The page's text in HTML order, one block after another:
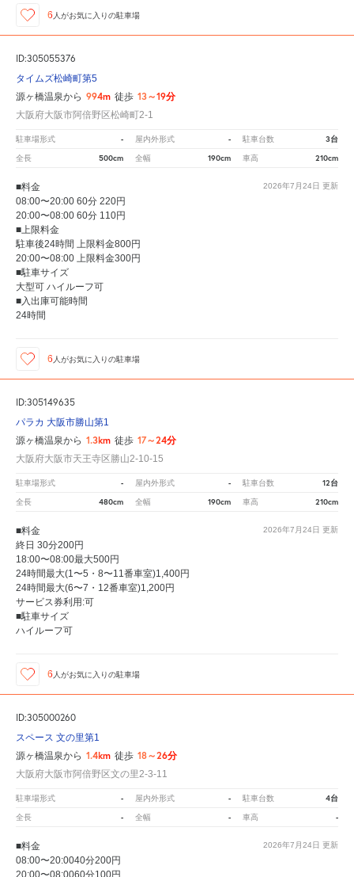
6 人がお気に入りの駐車場
ID:305055376
タイムズ松崎町第5
源ヶ橋温泉から 994m 徒歩 13～19分
大阪府大阪市阿倍野区松崎町2-1
駐車場形式 - 屋内外形式 - 駐車台数 3台
全長 500cm 全幅 190cm 車高 210cm
2026年7月24日 更新
■料金
08:00〜20:00 60分 220円
20:00〜08:00 60分 110円
■上限料金
駐車後24時間 上限料金800円
20:00〜08:00 上限料金300円
■駐車サイズ
大型可 ハイルーフ可
■入出庫可能時間
24時間
6 人がお気に入りの駐車場
ID:305149635
パラカ 大阪市勝山第1
源ヶ橋温泉から 1.3km 徒歩 17～24分
大阪府大阪市天王寺区勝山2-10-15
駐車場形式 - 屋内外形式 - 駐車台数 12台
全長 480cm 全幅 190cm 車高 210cm
2026年7月24日 更新
■料金
終日 30分200円
18:00〜08:00最大500円
24時間最大(1〜5・8〜11番車室)1,400円
24時間最大(6〜7・12番車室)1,200円
サービス券利用:可
■駐車サイズ
ハイルーフ可
6 人がお気に入りの駐車場
ID:305000260
スペース 文の里第1
源ヶ橋温泉から 1.4km 徒歩 18～26分
大阪府大阪市阿倍野区文の里2-3-11
駐車場形式 - 屋内外形式 - 駐車台数 4台
全長 - 全幅 - 車高 -
2026年7月24日 更新
■料金
08:00〜20:0040分200円
20:00〜08:0060分100円